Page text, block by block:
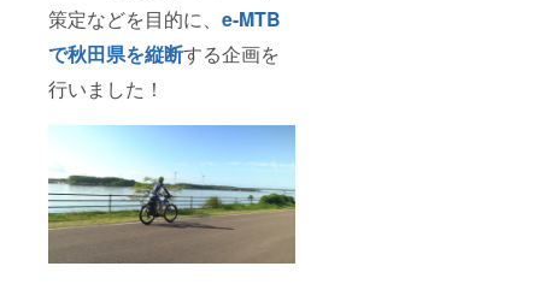
策定などを目的に、 e-MTB
で秋田県を縦断する企画を
行いました！